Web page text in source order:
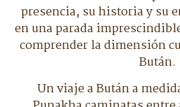
presencia, su historia y su
en una parada
comprender la dimensión
Bután.
Un viaje a Bután a